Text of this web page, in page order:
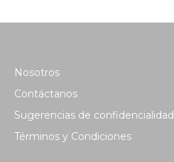
Nosotros
Contáctanos
Sugerencias de confidencialidad
Términos y Condiciones